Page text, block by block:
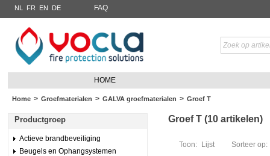
NL FR EN DE FAQ
HOME
Home > Groefmaterialen > GALVA groefmaterialen > Groef T
Productgroep
Actieve brandbeveiliging
Beugels en Ophangsystemen
Groef T (10 artikelen)
Toon: Lijst Sorteer op: